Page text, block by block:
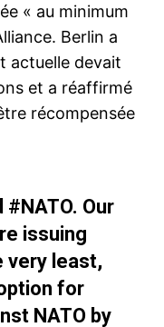
« au minimum
Berlin a
actuelle devait
et a réaffirmé
récompensée
#NATO. Our
issuing
very least,
for
NATO by